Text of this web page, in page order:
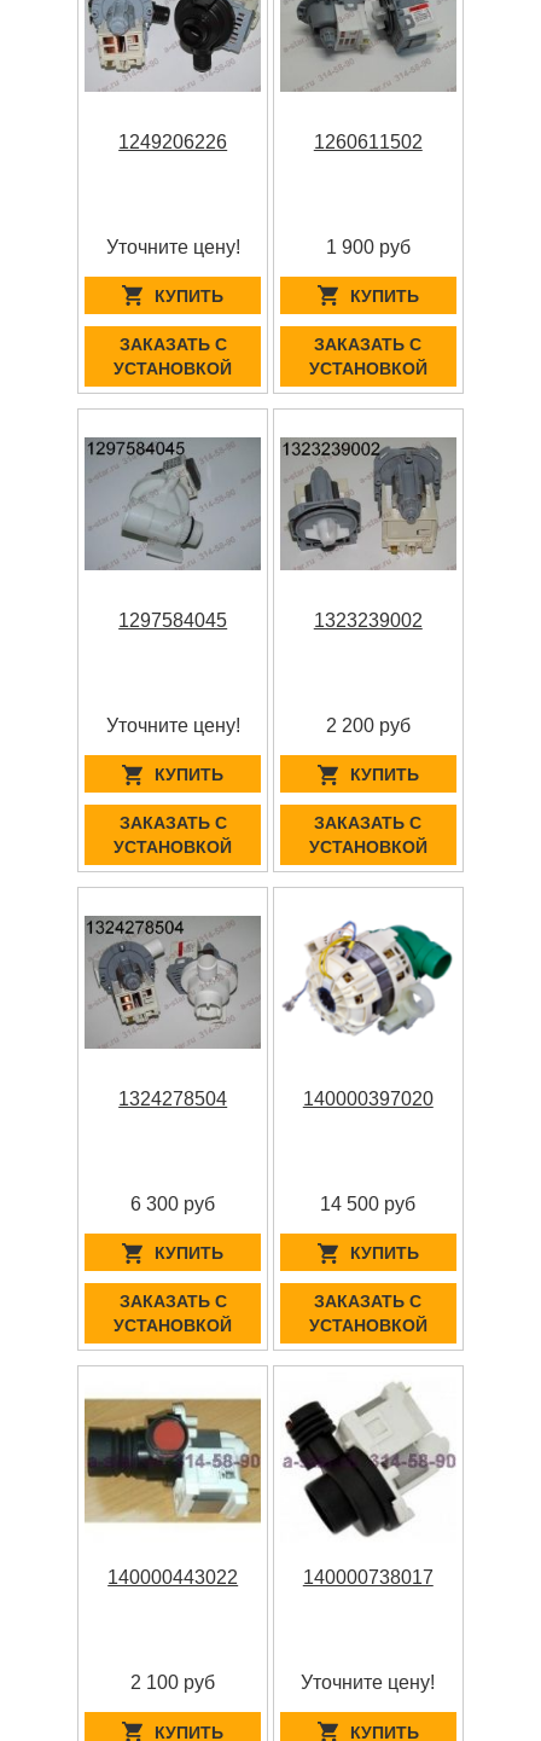
1249206226
Уточните цену!
КУПИТЬ
ЗАКАЗАТЬ С
УСТАНОВКОЙ
1260611502
1 900 руб
КУПИТЬ
ЗАКАЗАТЬ С
УСТАНОВКОЙ
1297584045
Уточните цену!
КУПИТЬ
ЗАКАЗАТЬ С
УСТАНОВКОЙ
1323239002
2 200 руб
КУПИТЬ
ЗАКАЗАТЬ С
УСТАНОВКОЙ
1324278504
6 300 руб
КУПИТЬ
ЗАКАЗАТЬ С
УСТАНОВКОЙ
140000397020
14 500 руб
КУПИТЬ
ЗАКАЗАТЬ С
УСТАНОВКОЙ
140000443022
2 100 руб
КУПИТЬ
140000738017
Уточните цену!
КУПИТЬ